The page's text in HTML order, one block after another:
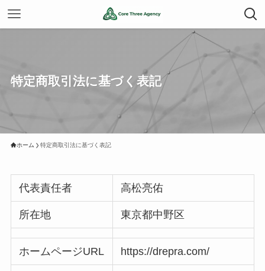
特定商取引法に基づく表記
ホーム 特定商取引法に基づく表記
代表責任者 高松亮佑
所在地 東京都中野区
ホームページURL https://drepra.com/